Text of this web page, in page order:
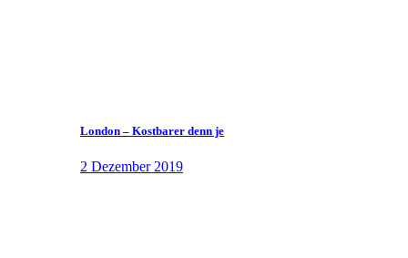
London – Kostbarer denn je
2 Dezember 2019